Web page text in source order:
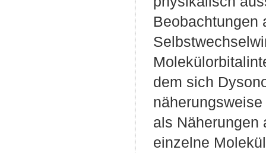
Beobachtungen
dem sich
als Näherungen
einzelne